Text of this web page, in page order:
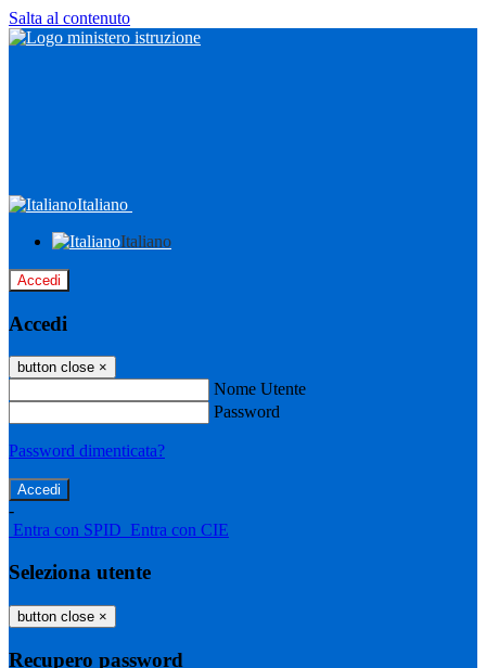
Salta al contenuto
Italiano
Italiano
Accedi
Accedi
button close ×
Nome Utente
Password
Password dimenticata?
-
Entra con SPID Entra con CIE
Seleziona utente
button close ×
Recupero password